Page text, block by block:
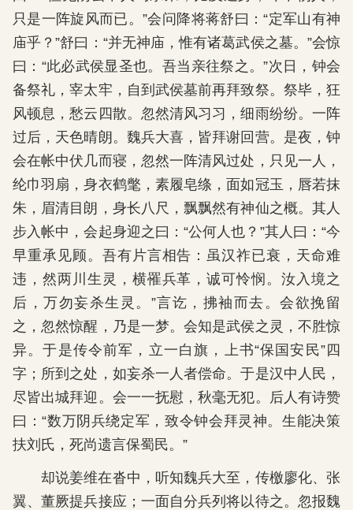
只是一阵旋风而已。”会问降将蒋舒曰：“定军山有神
庙乎？”舒曰：“并无神庙，惟有诸葛武侯之墓。”会惊
曰：“此必武侯显圣也。吾当亲往祭之。”次日，钟会
备祭礼，宰太牢，自到武侯墓前再拜致祭。祭毕，狂
风顿息，愁云四散。忽然清风习习，细雨纷纷。一阵
过后，天色晴朗。魏兵大喜，皆拜谢回营。是夜，钟
会在帐中伏几而寝，忽然一阵清风过处，只见一人，
纶巾羽扇，身衣鹤氅，素履皂绦，面如冠玉，唇若抹
朱，眉清目朗，身长八尺，飘飘然有神仙之概。其人
步入帐中，会起身迎之曰：“公何人也？”其人曰：“今
早重承见顾。吾有片言相告：虽汉祚已衰，天命难
违，然两川生灵，横罹兵革，诚可怜悯。汝入境之
后，万勿妄杀生灵。”言讫，拂袖而去。会欲挽留
之，忽然惊醒，乃是一梦。会知是武侯之灵，不胜惊
异。于是传令前军，立一白旗，上书“保国安民”四
字；所到之处，如妄杀一人者偿命。于是汉中人民，
尽皆出城拜迎。会一一抚慰，秋毫无犯。后人有诗赞
曰：“数万阴兵绕定军，致令钟会拜灵神。生能决策
扶刘氏，死尚遗言保蜀民。”
却说姜维在沓中，听知魏兵大至，传檄廖化、张
翼、董厥提兵接应；一面自分兵列将以待之。忽报魏